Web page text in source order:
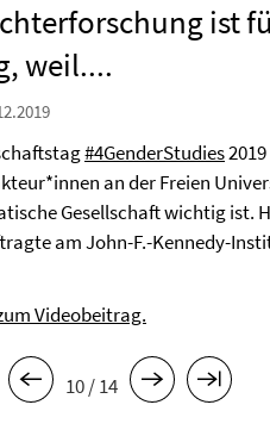
ist
weil....
#4GenderStudies
an der Freien
Gesellschaft wichtig ist.
am John-F.-Kennedy-
Videobeitrag.
10 / 14